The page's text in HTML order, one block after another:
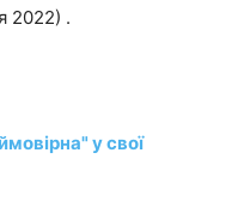
2022) .
у свої